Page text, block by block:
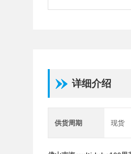
详细介绍
供货周期 现货